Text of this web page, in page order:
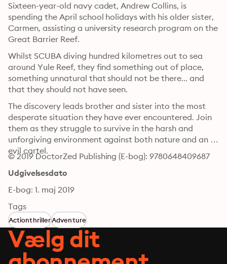
Sixteen-year-old navy cadet, Andrew Collins, is
spending the April school holidays with his older sister,
Carmen, assisting a university research program on the
Great Barrier Reef.
Whilst SCUBA diving hundred kilometres out to sea
around Yule Reef, they find something out of place,
something unnatural that should not be there... and
The discovery leads brother and sister into the most
desperate situation they have ever encountered. Join
them as they struggle to survive in the harsh and
unforgiving environment against both nature and an
evil cartel.
© 2019 DoctorZed Publishing (E-bog): 9780648409687
Udgivelsesdato
E-bog: 1. maj 2019
Tags
ActionthrillerAdventure
Vælg dit